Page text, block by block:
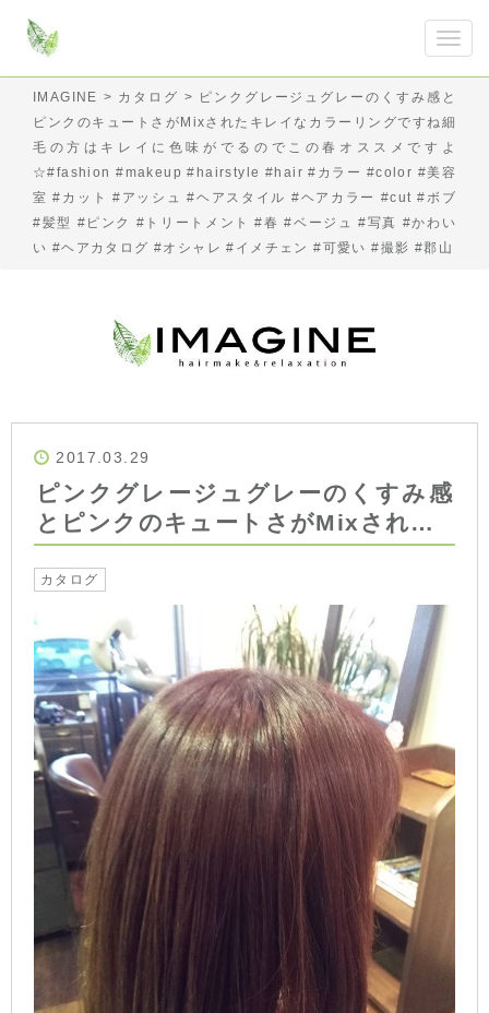
IMAGINE > カタログ > ピンクグレージュグレーのくすみ感と
ピンクのキュートさがMixされたキレイなカラーリングですね細
毛の方はキレイに色味がでるのでこの春オススメですよ
☆#fashion #makeup #hairstyle #hair #カラー #color #美容
室 #カット #アッシュ #ヘアスタイル #ヘアカラー #cut #ボブ
#髪型 #ピンク #トリートメント #春 #ベージュ #写真 #かわい
い #ヘアカタログ #オシャレ #イメチェン #可愛い #撮影 #郡山
2017.03.29
ピンクグレージュグレーのくすみ感
とピンクのキュートさがMixされ…
カタログ